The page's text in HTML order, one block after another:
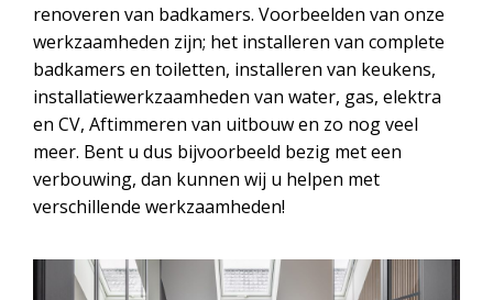
renoveren van badkamers. Voorbeelden van onze
werkzaamheden zijn; het installeren van complete
badkamers en toiletten, installeren van keukens,
installatiewerkzaamheden van water, gas, elektra
en CV, Aftimmeren van uitbouw en zo nog veel
meer. Bent u dus bijvoorbeeld bezig met een
verbouwing, dan kunnen wij u helpen met
verschillende werkzaamheden!